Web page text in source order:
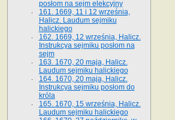
posłom na sejm elekcyjny
161. 1669, 11 i 12 września,
Halicz. Laudum sejmiku
halickiego
162. 1669, 12 września, Halicz.
Instrukcya sejmiku posłom na
sejm
163. 1670, 20 maja, Halicz.
Laudum sejmiku halickiego
164. 1670, 20 maja, Halicz.
Instrukcya sejmiku posłom do
króla
165. 1670, 15 września, Halicz.
Laudum sejmiku halickiego